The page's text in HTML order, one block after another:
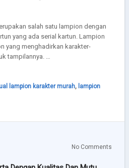
salah satu lampion dengan
yang ada serial kartun. Lampion
yang menghadirkan karakter-
tampilannya. …
lampion karakter murah, lampion
No Comments